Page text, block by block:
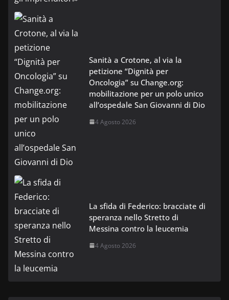
Sanità a Crotone, al via la
petizione “Dignità per
Oncologia” su Change.org:
mobilitazione per un polo unico
all’ospedale San Giovanni di Dio
4 Agosto 2026
La sfida di Federico: bracciate di
speranza nello Stretto di
Messina contro la leucemia
4 Agosto 2026